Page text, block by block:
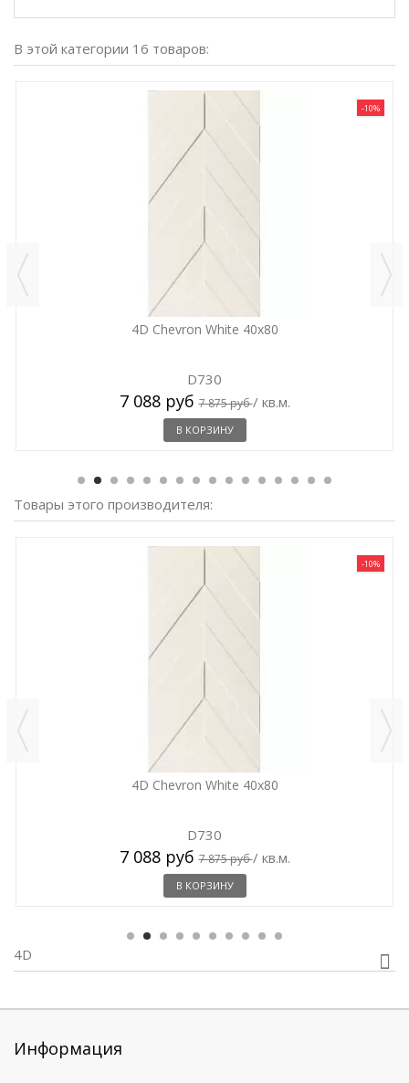
В этой категории 16 товаров:
-10%
4D Chevron White 40x80
D730
7 088 руб7 875 руб/ кв.м.
В КОРЗИНУ
Товары этого производителя:
-10%
4D Chevron White 40x80
D730
7 088 руб7 875 руб/ кв.м.
В КОРЗИНУ
4D
Информация